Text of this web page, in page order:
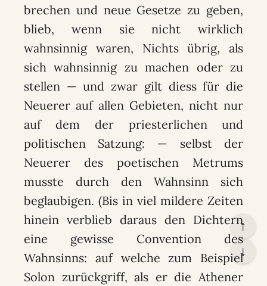
brechen und neue Gesetze zu geben,
blieb, wenn sie nicht wirklich
wahnsinnig waren, Nichts übrig, als
sich wahnsinnig zu machen oder zu
stellen — und zwar gilt diess für die
Neuerer auf allen Gebieten, nicht nur
auf dem der priesterlichen und
politischen Satzung: — selbst der
Neuerer des poetischen Metrums
musste durch den Wahnsinn sich
beglaubigen. (Bis in viel mildere Zeiten
hinein verblieb daraus den Dichtern
eine gewisse Convention des
Wahnsinns: auf welche zum Beispiel
Solon zurückgriff, als er die Athener
↑
↓